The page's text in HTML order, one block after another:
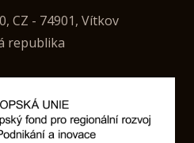
CZ - 74901, Vítkov
republika